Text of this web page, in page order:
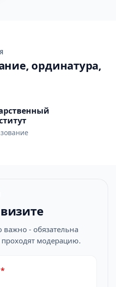
ординатура,
важно - обязательна
модерацию.
*